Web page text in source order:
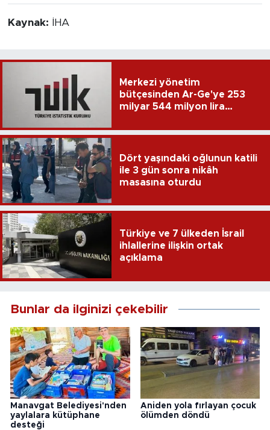
Kaynak: İHA
Merkezi yönetim
bütçesinden Ar-Ge'ye 253
milyar 544 milyon lira
Dört yaşındaki oğlunun katili
ile 3 gün sonra nikâh
masasına oturdu
Türkiye ve 7 ülkeden İsrail
ihlallerine ilişkin ortak
açıklama
Bunlar da ilginizi çekebilir
Manavgat Belediyesi'nden
yaylalara kütüphane
desteği
Aniden yola fırlayan çocuk
ölümden döndü